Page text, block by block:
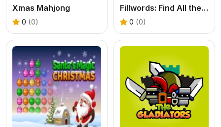
Xmas Mahjong
0 (0)
Fillwords: Find All the Words
0 (0)